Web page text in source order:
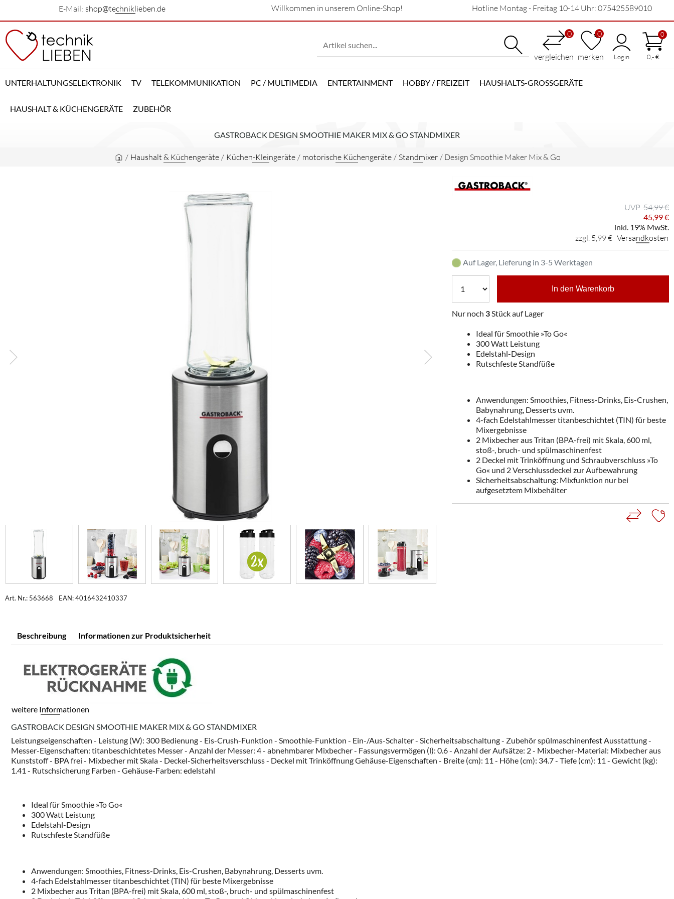
E-Mail: shop@techniklieben.de Willkommen in unserem Online-Shop! Hotline Montag - Freitag 10-14 Uhr: 075425589010
0
vergleichen
0
merken Login
0
0,- €
UNTERHALTUNGSELEKTRONIK TV TELEKOMMUNIKATION PC / MULTIMEDIA ENTERTAINMENT HOBBY / FREIZEIT HAUSHALTS-GROSSGERÄTE
HAUSHALT & KÜCHENGERÄTE ZUBEHÖR
GASTROBACK DESIGN SMOOTHIE MAKER MIX & GO STANDMIXER
/ Haushalt & Küchengeräte / Küchen-Kleingeräte / motorische Küchengeräte / Standmixer / Design Smoothie Maker Mix & Go
Art. Nr.: 563668 EAN: 4016432410337
54,99 €
45,99 €
inkl. 19% MwSt.
zzgl. 5,99 € Versandkosten
Auf Lager, Lieferung in 3-5 Werktagen
In den Warenkorb
Nur noch 3Stück auf Lager
Ideal für Smoothie »To Go«
300 Watt Leistung
Edelstahl-Design
Rutschfeste Standfüße
Anwendungen: Smoothies, Fitness-Drinks, Eis-Crushen,
Babynahrung, Desserts uvm.
4-fach Edelstahlmesser titanbeschichtet (TIN) für beste
Mixergebnisse
2 Mixbecher aus Tritan (BPA-frei) mit Skala, 600 ml,
stoß-, bruch- und spülmaschinenfest
2 Deckel mit Trinköffnung und Schraubverschluss »To
Go« und 2 Verschlussdeckel zur Aufbewahrung
Sicherheitsabschaltung: Mixfunktion nur bei
aufgesetztem Mixbehälter
Beschreibung Informationen zur Produktsicherheit
weitere Informationen
GASTROBACK DESIGN SMOOTHIE MAKER MIX & GO STANDMIXER
Leistungseigenschaften - Leistung (W): 300 Bedienung - Eis-Crush-Funktion - Smoothie-Funktion - Ein-/Aus-Schalter - Sicherheitsabschaltung - Zubehör spülmaschinenfest Ausstattung -
Messer-Eigenschaften: titanbeschichtetes Messer - Anzahl der Messer: 4 - abnehmbarer Mixbecher - Fassungsvermögen (l): 0.6 - Anzahl der Aufsätze: 2 - Mixbecher-Material: Mixbecher aus
Kunststoff - BPA frei - Mixbecher mit Skala - Deckel-Sicherheitsverschluss - Deckel mit Trinköffnung Gehäuse-Eigenschaften - Breite (cm): 11 - Höhe (cm): 34.7 - Tiefe (cm): 11 - Gewicht (kg):
1.41 - Rutschsicherung Farben - Gehäuse-Farben: edelstahl
Ideal für Smoothie »To Go«
300 Watt Leistung
Edelstahl-Design
Rutschfeste Standfüße
Anwendungen: Smoothies, Fitness-Drinks, Eis-Crushen, Babynahrung, Desserts uvm.
4-fach Edelstahlmesser titanbeschichtet (TIN) für beste Mixergebnisse
2 Mixbecher aus Tritan (BPA-frei) mit Skala, 600 ml, stoß-, bruch- und spülmaschinenfest